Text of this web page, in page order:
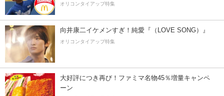
オリコンタイアップ特集
向井康二イケメンすぎ！純愛『（LOVE SONG）』
オリコンタイアップ特集
大好評につき再び！ファミマ名物45％増量キャンペ
ーン